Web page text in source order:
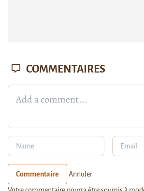
COMMENTAIRES
Commentaire Annuler